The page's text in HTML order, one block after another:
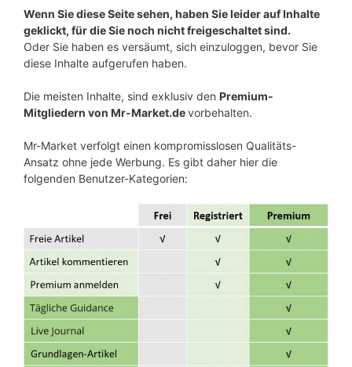
Wenn Sie diese Seite sehen, haben Sie leider auf Inhalte
geklickt, für die Sie noch nicht freigeschaltet sind.
Oder Sie haben es versäumt, sich einzuloggen, bevor Sie
diese Inhalte aufgerufen haben.
Die meisten Inhalte, sind exklusiv den Premium-
Mitgliedern von Mr-Market.devorbehalten.
Mr-Market verfolgt einen kompromisslosen Qualitäts-
Ansatz ohne jede Werbung. Es gibt daher hier die
folgenden Benutzer-Kategorien: